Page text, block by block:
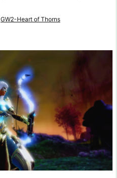
GW2-Heart of Thorns